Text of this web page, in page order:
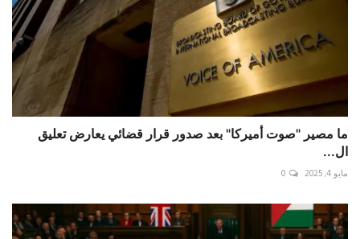
ما مصير "صوت أميركا" بعد صدور قرار قضائي يعارض تعليق
ال...
مايو 4, 2025 0